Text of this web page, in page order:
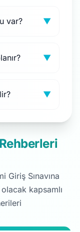
var? ▼
▼
▼
Giriş Sınavına
kapsamlı